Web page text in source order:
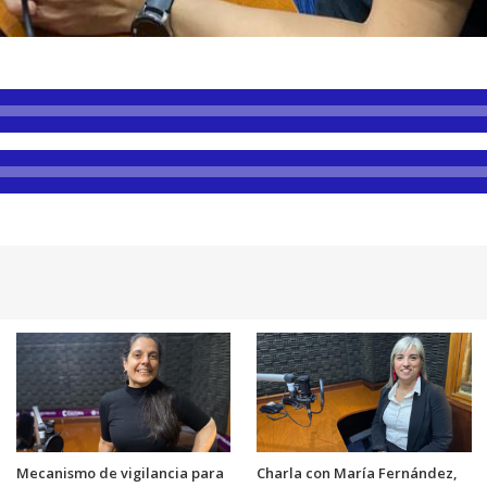
Mecanismo de vigilancia para
Charla con María Fernández,